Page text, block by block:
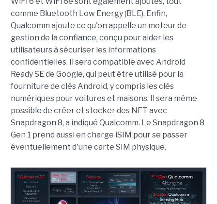
comme Bluetooth Low Energy (BLE). Enfin,
Qualcomm ajoute ce qu'on appelle un moteur de
gestion de la confiance, conçu pour aider les
utilisateurs à sécuriser les informations
confidentielles. Il sera compatible avec Android
Ready SE de Google, qui peut être utilisé pour la
fourniture de clés Android, y compris les clés
numériques pour voitures et maisons. Il sera même
possible de créer et stocker des NFT avec
Snapdragon 8, a indiqué Qualcomm. Le Snapdragon 8
Gen 1 prend aussi en charge iSIM pour se passer
éventuellement d'une carte SIM physique.